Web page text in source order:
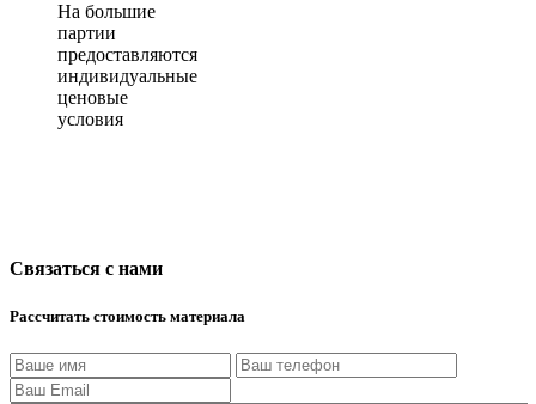
На большие
партии
предоставляются
индивидуальные
ценовые
условия
Связаться с нами
Рассчитать стоимость материала